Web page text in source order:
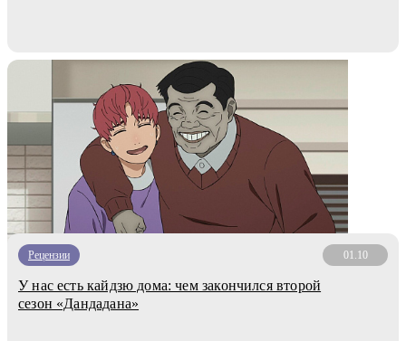
Рецензии 01.10
У нас есть кайдзю дома: чем закончился второй
сезон «Дандадана»